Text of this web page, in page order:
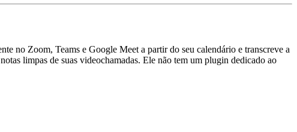
no Zoom, Teams e Google Meet a partir do seu calendário e transcreve a
limpas de suas videochamadas. Ele não tem um plugin dedicado ao